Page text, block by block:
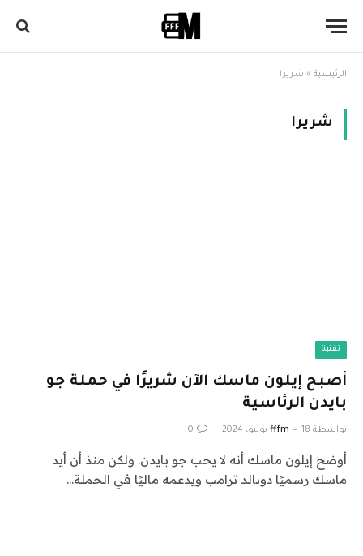
الرئيسية » شريرا
شريرا
تقنية
أصبح إيلون ماسك الآن شريرًا في حملة جو
بايدن الرئاسية
بواسطة fffm 18 يوليو، 2024 0
أوضح إيلون ماسك أنه لا يحب جو بايدن. ولكن منذ أن أيد
ماسك رسميًا دونالد ترامب ويدعمه ماليًا في الحملة…